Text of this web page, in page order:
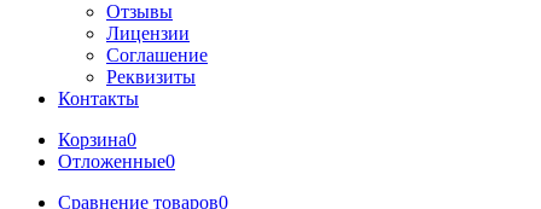
Отзывы
Лицензии
Соглашение
Реквизиты
Контакты
Корзина0
Отложенные0
Сравнение товаров0